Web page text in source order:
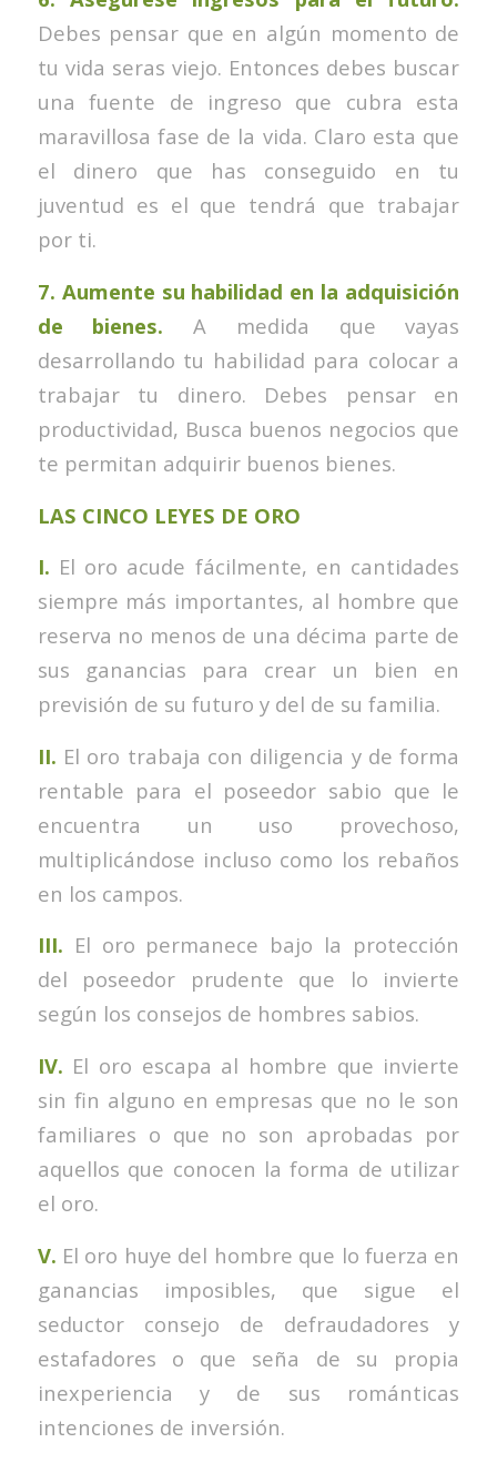
Debes pensar que en algún momento de
tu vida seras viejo. Entonces debes buscar
una fuente de ingreso que cubra esta
maravillosa fase de la vida. Claro esta que
el dinero que has conseguido en tu
juventud es el que tendrá que trabajar
por ti.
7. Aumente su habilidad en la adquisición
de bienes. A medida que vayas
desarrollando tu habilidad para colocar a
trabajar tu dinero. Debes pensar en
productividad, Busca buenos negocios que
te permitan adquirir buenos bienes.
LAS CINCO LEYES DE ORO
I. El oro acude fácilmente, en cantidades
siempre más importantes, al hombre que
reserva no menos de una décima parte de
sus ganancias para crear un bien en
previsión de su futuro y del de su familia.
II. El oro trabaja con diligencia y de forma
rentable para el poseedor sabio que le
encuentra un uso provechoso,
multiplicándose incluso como los rebaños
en los campos.
III. El oro permanece bajo la protección
del poseedor prudente que lo invierte
según los consejos de hombres sabios.
IV. El oro escapa al hombre que invierte
sin fin alguno en empresas que no le son
familiares o que no son aprobadas por
aquellos que conocen la forma de utilizar
el oro.
V. El oro huye del hombre que lo fuerza en
ganancias imposibles, que sigue el
seductor consejo de defraudadores y
estafadores o que seña de su propia
inexperiencia y de sus románticas
intenciones de inversión.